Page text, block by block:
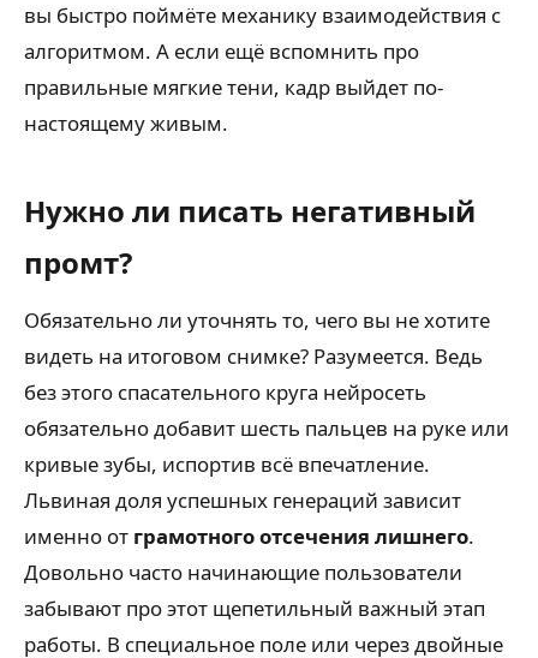
вы быстро поймёте механику взаимодействия с
алгоритмом. А если ещё вспомнить про
правильные мягкие тени, кадр выйдет по-
настоящему живым.
Нужно ли писать негативный
промт?
Обязательно ли уточнять то, чего вы не хотите
видеть на итоговом снимке? Разумеется. Ведь
без этого спасательного круга нейросеть
обязательно добавит шесть пальцев на руке или
кривые зубы, испортив всё впечатление.
Львиная доля успешных генераций зависит
именно от грамотного отсечения лишнего.
Довольно часто начинающие пользователи
забывают про этот щепетильный важный этап
работы. В специальное поле или через двойные